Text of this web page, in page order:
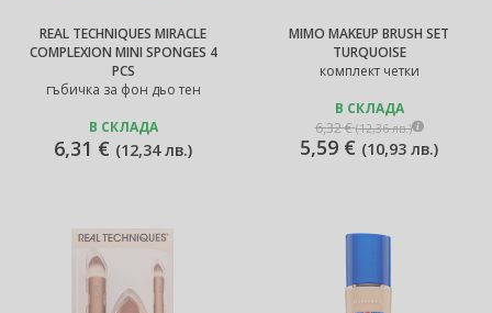
REAL TECHNIQUES MIRACLE
COMPLEXION MINI SPONGES 4
PCS
гъбичка за фон дьо тен
В СКЛАДА
6,31 € (12,34 лв.)
MIMO MAKEUP BRUSH SET
TURQUOISE
комплект четки
В СКЛАДА
6,32 €(12,36 лв.)
5,59 € (10,93 лв.)